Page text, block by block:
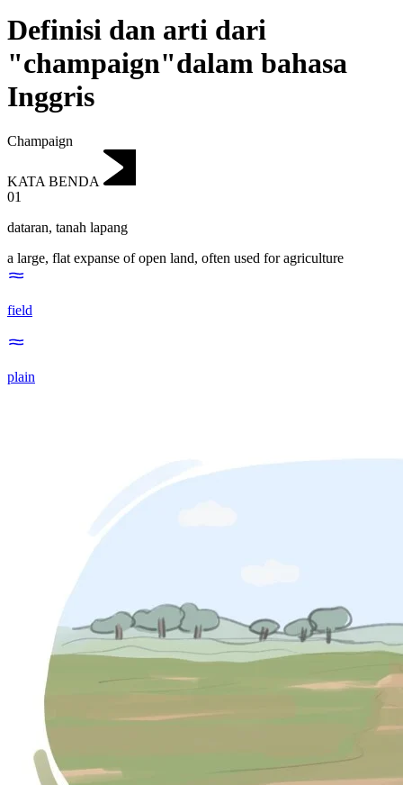
Definisi dan arti dari
"champaign"dalam bahasa
Inggris
Champaign
KATA BENDA
01
dataran, tanah lapang
a large, flat expanse of open land, often used for agriculture
field
plain